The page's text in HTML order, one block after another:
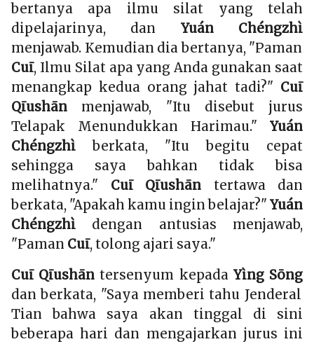
bertanya apa ilmu silat yang telah
dipelajarinya, dan Yuán Chéngzhì
menjawab. Kemudian dia bertanya, "Paman
Cuī, Ilmu Silat apa yang Anda gunakan saat
menangkap kedua orang jahat tadi?" Cuī
Qīushān menjawab, "Itu disebut jurus
Telapak Menundukkan Harimau." Yuán
Chéngzhì berkata, "Itu begitu cepat
sehingga saya bahkan tidak bisa
melihatnya." Cuī Qīushān tertawa dan
berkata, "Apakah kamu ingin belajar?" Yuán
Chéngzhì dengan antusias menjawab,
"Paman Cuī, tolong ajari saya."
Cuī Qīushān tersenyum kepada Yìng Sōng
dan berkata, "Saya memberi tahu Jenderal
Tian bahwa saya akan tinggal di sini
beberapa hari dan mengajarkan jurus ini